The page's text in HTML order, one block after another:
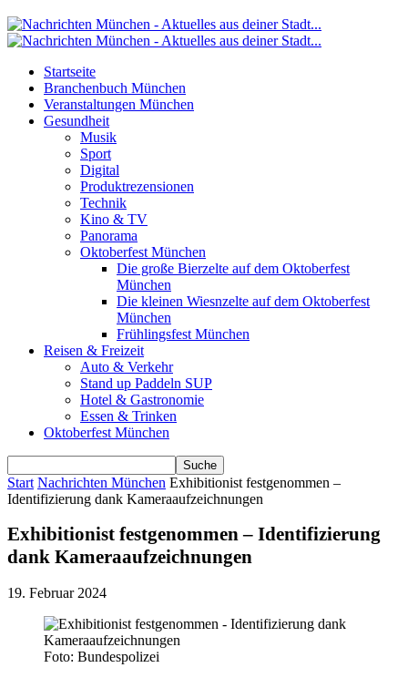
Startseite
Branchenbuch München
Veranstaltungen München
Gesundheit
Musik
Sport
Digital
Produktrezensionen
Technik
Kino & TV
Panorama
Oktoberfest München
Die große Bierzelte auf dem Oktoberfest
München
Die kleinen Wiesnzelte auf dem Oktoberfest
München
Frühlingsfest München
Reisen & Freizeit
Auto & Verkehr
Stand up Paddeln SUP
Hotel & Gastronomie
Essen & Trinken
Oktoberfest München
Start Nachrichten München Exhibitionist festgenommen –
Identifizierung dank Kameraaufzeichnungen
Exhibitionist festgenommen – Identifizierung
dank Kameraaufzeichnungen
19. Februar 2024
Foto: Bundespolizei